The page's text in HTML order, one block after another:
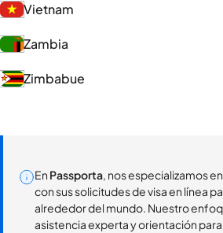
Vietnam
Zambia
Zimbabue
En Passporta, nos especializamos
con sus solicitudes de visa en línea
alrededor del mundo. Nuestro
asistencia experta y orientación